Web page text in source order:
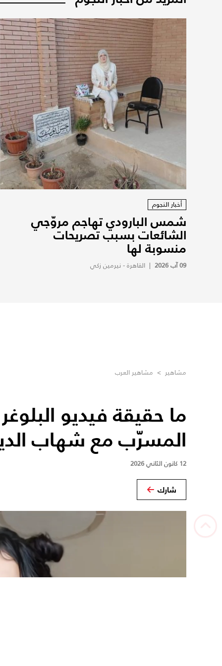
أخبار النجوم
شمس البارودي تهاجم مروّجي
الشائعات بسبب تصريحات
منسوبة لها
09 آب 2026 | القاهرة - نيرمين زكي
مشاهير > مشاهير العرب
ما حقيقة فيديو
المسرّب مع شهاب
12 كانون الثاني 2026
شارك